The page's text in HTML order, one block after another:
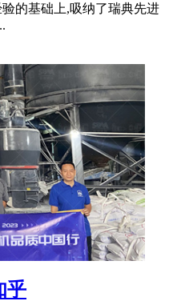
的基础上,吸纳了瑞典先进
乎